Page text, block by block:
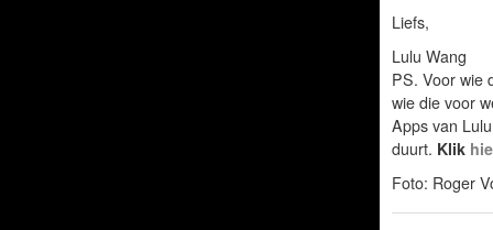
Liefs,
Lulu Wang
PS. Voor wie
wie die voor
Apps van
duurt. Klik
Foto: Roger